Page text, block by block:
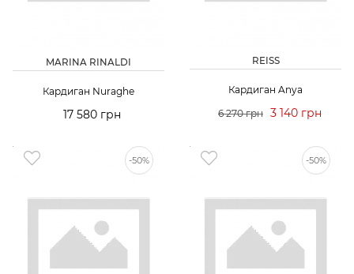
MARINA RINALDI
Кардиган Nuraghe
17 580 грн
REISS
Кардиган Anya
6 270 грн 3 140 грн
-50% -50%